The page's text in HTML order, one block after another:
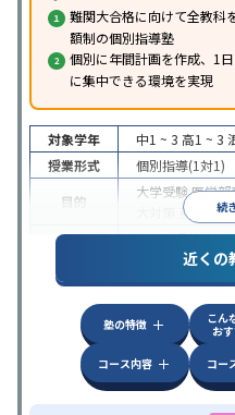
難関大合格に向けて全教科
額制の個別指導塾
個別に年間計画を作成、1
に集中できる環境を実現
続
対象学年 中1 ~ 3 高1 ~ 3
授業形式
個別指導(1対1)
目的
大学受験医学部
英検(英
中高一貫校生に
自習室あり
近くの
塾の特徴
こん
お
コース内容
コー